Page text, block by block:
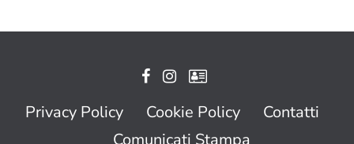
Privacy Policy Cookie Policy
Contatti
Comunicati Stampa